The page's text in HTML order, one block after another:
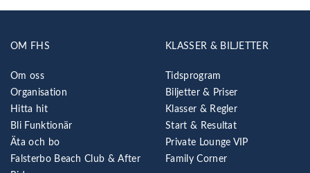
OM FHS
Om oss
Organisation
Hitta hit
Bli Funktionär
Äta och bo
Falsterbo Beach Club & After
KLASSER & BILJETTER
Tidsprogram
Biljetter & Priser
Klasser & Regler
Start & Resultat
Private Lounge VIP
Family Corner